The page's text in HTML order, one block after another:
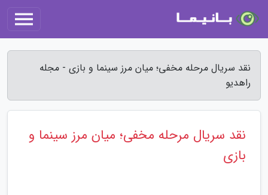
نقد سریال مرحله مخفی؛ میان مرز سینما و بازی - مجله
راهدیو
نقد سریال مرحله مخفی؛ میان مرز سینما و
بازی